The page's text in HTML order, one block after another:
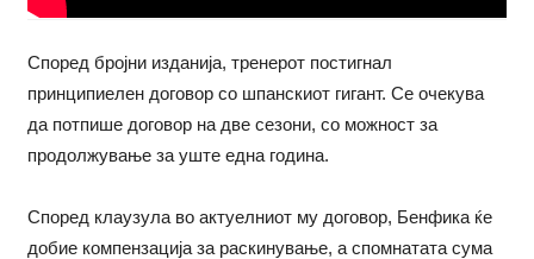
Според бројни изданија, тренерот постигнал
принципиелен договор со шпанскиот гигант. Се очекува
да потпише договор на две сезони, со можност за
продолжување за уште една година.
Според клаузула во актуелниот му договор, Бенфика ќе
добие компензација за раскинување, а спомнатата сума